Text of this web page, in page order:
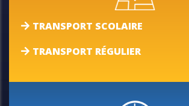
TRANSPORT SCOLAIRE
TRANSPORT RÉGULIER